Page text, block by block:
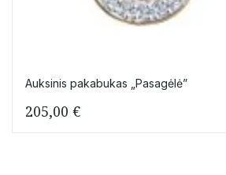
Auksinis pakabukas „Pasagėlė”
205,00 €